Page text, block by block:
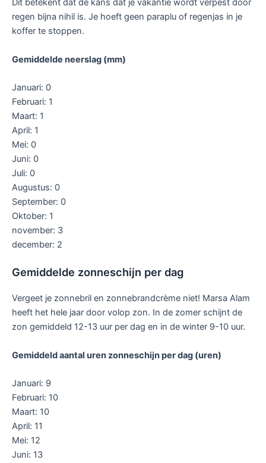
Dit betekent dat de kans dat je vakantie wordt verpest door
regen bijna nihil is. Je hoeft geen paraplu of regenjas in je
koffer te stoppen.
Gemiddelde neerslag (mm)
Januari: 0
Februari: 1
Maart: 1
April: 1
Mei: 0
Juni: 0
Juli: 0
Augustus: 0
September: 0
Oktober: 1
november: 3
december: 2
Gemiddelde zonneschijn per dag
Vergeet je zonnebril en zonnebrandcrème niet! Marsa Alam
heeft het hele jaar door volop zon. In de zomer schijnt de
zon gemiddeld 12-13 uur per dag en in de winter 9-10 uur.
Gemiddeld aantal uren zonneschijn per dag (uren)
Januari: 9
Februari: 10
Maart: 10
April: 11
Mei: 12
Juni: 13